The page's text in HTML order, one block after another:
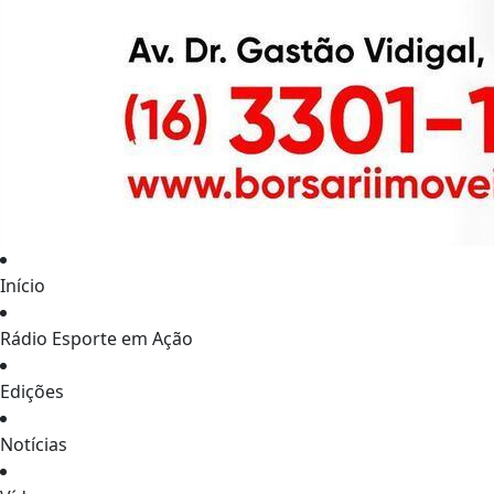
Início
Rádio Esporte em Ação
Edições
Notícias